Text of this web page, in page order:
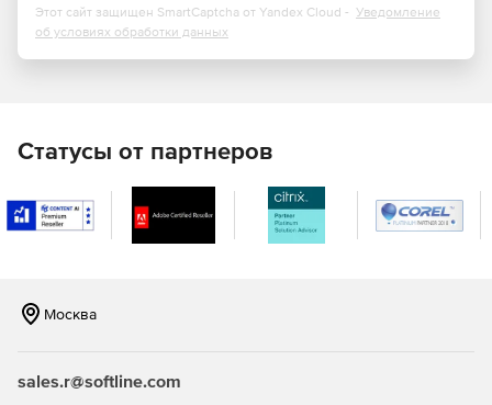
Позволяет создавать электронные учебники с
Позволяет преподавателю контролировать работу
учащихся и помогать им, не вставая с рабочего места
при помощи инструментария работы с удаленным
рабочим столом.
оценивать и награждать учащихся, принимать запросы
Позволяет ограничивать доступ к нежелательным
Этот сайт защищен SmartCaptcha от Yandex Cloud - Уведомление
об условиях обработки данных
Статусы от партнеров
Москва
sales.r@softline.com